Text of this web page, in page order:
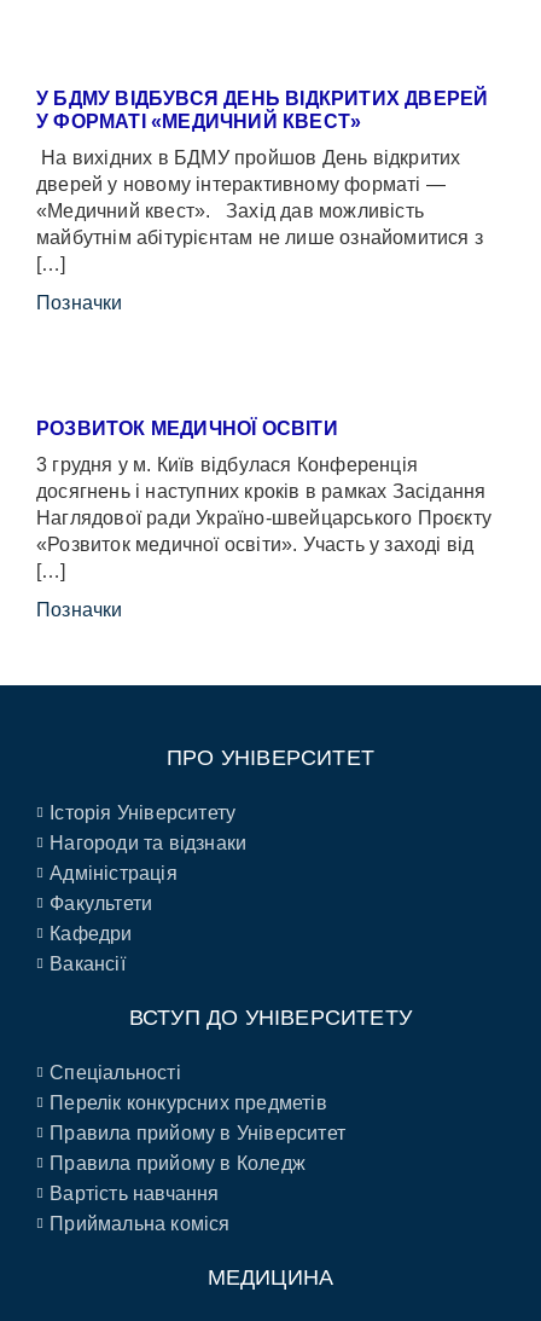
У БДМУ ВІДБУВСЯ ДЕНЬ ВІДКРИТИХ ДВЕРЕЙ
У ФОРМАТІ «МЕДИЧНИЙ КВЕСТ»
На вихідних в БДМУ пройшов День відкритих
дверей у новому інтерактивному форматі —
«Медичний квест». Захід дав можливість
майбутнім абітурієнтам не лише ознайомитися з
[…]
Позначки
РОЗВИТОК МЕДИЧНОЇ ОСВІТИ
3 грудня у м. Київ відбулася Конференція
досягнень і наступних кроків в рамках Засідання
Наглядової ради Україно-швейцарського Проєкту
«Розвиток медичної освіти». Участь у заході від
[…]
Позначки
ПРО УНІВЕРСИТЕТ
Історія Університету
Нагороди та відзнаки
Адміністрація
Факультети
Кафедри
Вакансії
ВСТУП ДО УНІВЕРСИТЕТУ
Спеціальності
Перелік конкурсних предметів
Правила прийому в Університет
Правила прийому в Коледж
Вартість навчання
Приймальна коміся
МЕДИЦИНА